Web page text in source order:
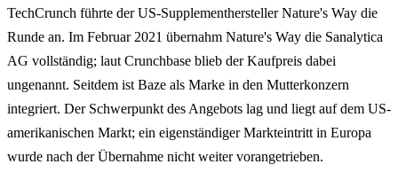
TechCrunch führte der US-Supplementhersteller Nature's Way die
Runde an. Im Februar 2021 übernahm Nature's Way die Sanalytica
AG vollständig; laut Crunchbase blieb der Kaufpreis dabei
ungenannt. Seitdem ist Baze als Marke in den Mutterkonzern
integriert. Der Schwerpunkt des Angebots lag und liegt auf dem US-
amerikanischen Markt; ein eigenständiger Markteintritt in Europa
wurde nach der Übernahme nicht weiter vorangetrieben.